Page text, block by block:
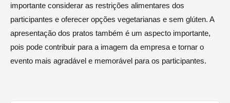
importante considerar as restrições alimentares dos
participantes e oferecer opções vegetarianas e sem glúten. A
apresentação dos pratos também é um aspecto importante,
pois pode contribuir para a imagem da empresa e tornar o
evento mais agradável e memorável para os participantes.